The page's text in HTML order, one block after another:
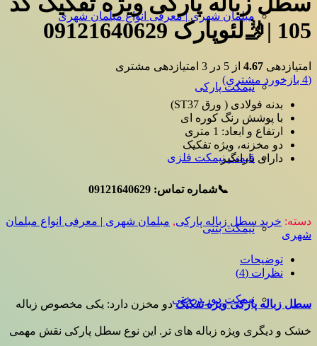
مبلمان شهری | معرفی انواع مبلمان شهری
نیمکت پارکی
قیمت نیمکت فلزی
نیمکت بتنی
نیمکت دور درختی
105 |🤳لئوپارک 09121640629
امتیازدهی 4.67 از 5 در 3 امتیازدهی مشتری
(
4 بازخورد مشتری)
بدنه فولادی ( ورق ST37)
با پوشش رنگ کوره ای
ارتفاع و ابعاد: 1 متری
دو مخزنه، ویژه تفکیک
دارای بارانگیر
📞شماره تماس: 09121640629
دسته: خرید سطل زباله پارکی, مبلمان شهری | معرفی انواع مبلمان
شهری
توضیحات
نظرات (4)
سطل زباله پارکی ویژه تفکیکدو مخزن دارد: یکی مخصوص زباله
خشک و دیگری ویژه زباله های تر. این نوع سطل پارکی نقش مهمی